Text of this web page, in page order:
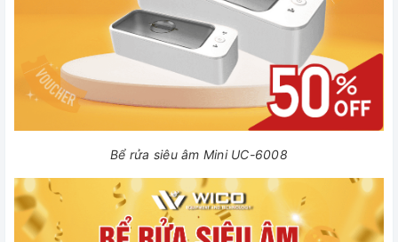
Bể rửa siêu âm Mini UC-6008